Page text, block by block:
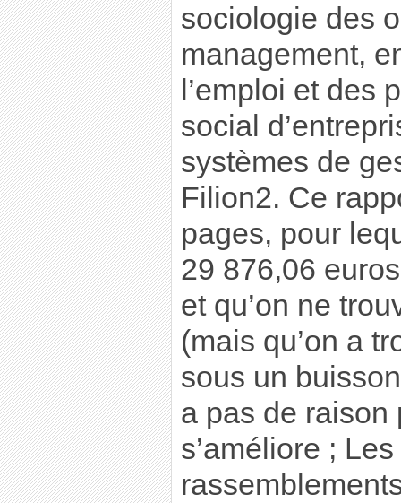
sociologie des
management,
l’emploi et des
social
systèmes de
Filion2. Ce
pages, pour
29 876,06
et qu’on ne
(mais qu’on a
sous un
a pas de raison
s’améliore ;